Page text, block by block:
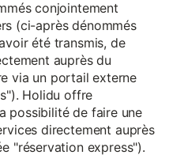
conjointement
(ci-après dénommés
été transmis, de
auprès du
via un portail externe
Holidu offre
possibilité de faire une
directement auprès
"réservation express").